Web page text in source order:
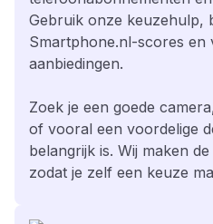
Gebruik onze keuzehulp,
Smartphone.nl-scores en
aanbiedingen.
Zoek je een goede
of vooral een voordelige
belangrijk is. Wij maken
zodat je zelf een keuze